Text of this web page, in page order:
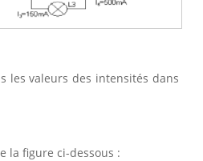
les valeurs des intensités dans
la figure ci-dessous :